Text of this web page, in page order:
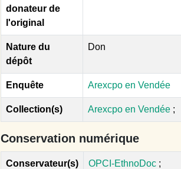
donateur de
l'original
Nature du
dépôt
Don
Enquête Arexcpo en Vendée
Collection(s) Arexcpo en Vendée ;
Conservation numérique
Conservateur(s) OPCI-EthnoDoc ;